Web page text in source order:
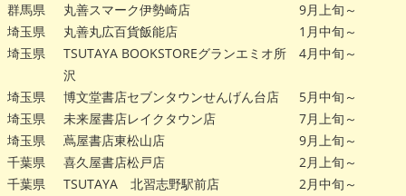
群馬県
丸善スマーク伊勢崎店
9月上旬～
埼玉県
丸善丸広百貨飯能店
1月中旬～
埼玉県
TSUTAYA BOOKSTOREグランエミオ所
沢
4月中旬～
埼玉県 博文堂書店セブンタウンせんげん台店
5月中旬～
埼玉県
未来屋書店レイクタウン店
7月上旬～
埼玉県
蔦屋書店東松山店
9月上旬～
千葉県
喜久屋書店松戸店
2月上旬～
千葉県
TSUTAYA 北習志野駅前店
2月中旬～